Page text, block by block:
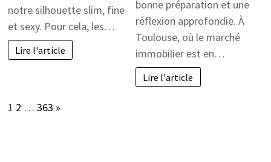
notre silhouette slim, fine
et sexy. Pour cela, les…
Lire l'article
bonne préparation et une
réflexion approfondie. À
Toulouse, où le marché
immobilier est en…
Lire l'article
Page:
1 2 … 363 Next
»